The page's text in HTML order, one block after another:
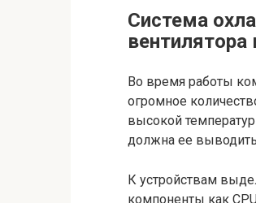
Система
Во время работы
огромное
высокой
должна ее
К устройствам
компоненты как